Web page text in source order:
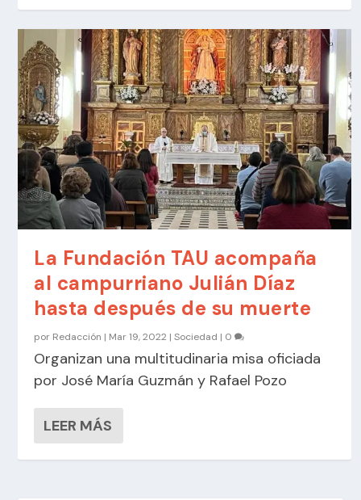
La Fundación TAU acompaña
al campurriano Julián Díaz
hasta después de su muerte
por Redacción | Mar 19, 2022 |Sociedad | 0
Organizan una multitudinaria misa oficiada
por José María Guzmán y Rafael Pozo
LEER MÁS